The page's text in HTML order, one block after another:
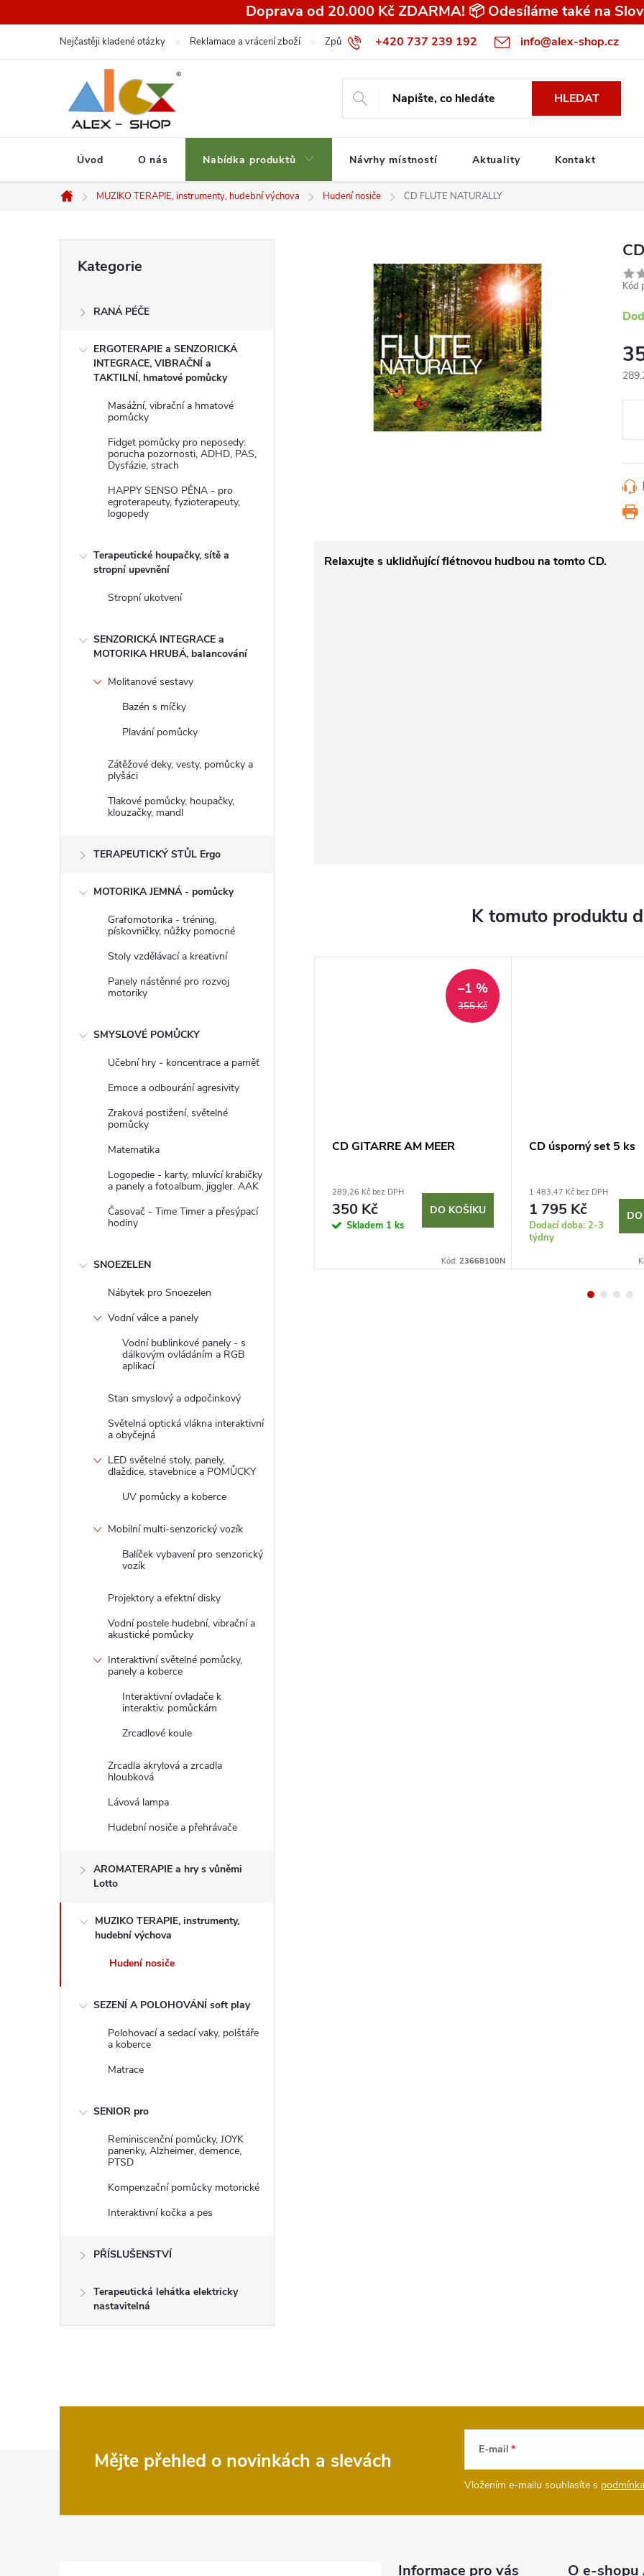
na
Doprava od 20.000 Kč ZDARMA! 📦 Odesíláme také na
+420 737 239 192 info@alex-shop.cz
Nejčastěji kladené otázky Reklamace a vrácení zboží Způsob dopravy Všeobecné obchodní podmínky pro spotřebitele
HLEDAT
Úvod O nás Nabídka produktů Návrhy místností Aktuality Kontakt
Domů
MUZIKO TERAPIE, instrumenty, hudební výchova Hudení nosiče CD FLUTE NATURALLY
kategorie
Kategorie
RANÁ PÉČE
ERGOTERAPIE a SENZORICKÁ
INTEGRACE, VIBRAČNÍ a
TAKTILNÍ, hmatové pomůcky
Masážní, vibrační a hmatové
pomůcky
Fidget pomůcky pro neposedy:
porucha pozornosti, ADHD, PAS,
Dysfázie, strach
HAPPY SENSO PĚNA - pro
egroterapeuty, fyzioterapeuty,
logopedy
Terapeutické houpačky, sítě a
stropní upevnění
Stropní ukotvení
SENZORICKÁ INTEGRACE a
MOTORIKA HRUBÁ, balancování
Molitanové sestavy
Bazén s míčky
Plavání pomůcky
Zátěžové deky, vesty, pomůcky a
plyšáci
Tlakové pomůcky, houpačky,
klouzačky, mandl
TERAPEUTICKÝ STŮL Ergo
MOTORIKA JEMNÁ - pomůcky
Grafomotorika - tréning,
pískovničky, nůžky pomocné
Stoly vzdělávací a kreativní
Panely nástěnné pro rozvoj
motoriky
SMYSLOVÉ POMŮCKY
Učební hry - koncentrace a paměť
Emoce a odbourání agresivity
Zraková postižení, světelné
pomůcky
Matematika
Logopedie - karty, mluvící krabičky
a panely a fotoalbum, jiggler. AAK
Časovač - Time Timer a přesýpací
hodiny
SNOEZELEN
Nábytek pro Snoezelen
Vodní válce a panely
Vodní bublinkové panely - s
dálkovým ovládáním a RGB
aplikací
Stan smyslový a odpočinkový
Světelná optická vlákna interaktivní
a obyčejná
LED světelné stoly, panely,
dlaždice, stavebnice a POMŮCKY
UV pomůcky a koberce
Mobilní multi-senzorický vozík
Balíček vybavení pro senzorický
vozík
Projektory a efektní disky
Vodní postele hudební, vibrační a
akustické pomůcky
Interaktivní světelné pomůcky,
panely a koberce
Interaktivní ovladače k
interaktiv. pomůckám
Zrcadlové koule
Zrcadla akrylová a zrcadla
hloubková
Lávová lampa
Hudební nosiče a přehrávače
AROMATERAPIE a hry s vůněmi
Lotto
MUZIKO TERAPIE, instrumenty,
hudební výchova
Hudení nosiče
SEZENÍ A POLOHOVÁNÍ soft play
Polohovací a sedací vaky, polštáře
a koberce
Matrace
SENIOR pro
Reminiscenční pomůcky, JOYK
panenky, Alzheimer, demence,
PTSD
Kompenzační pomůcky motorické
Interaktivní kočka a pes
PŘÍSLUŠENSTVÍ
Terapeutická lehátka elektricky
nastavitelná
Kód
Relaxujte s uklidňující flétnovou hudbou na tomto CD.
K tomuto produktu
Kód: 9960C
Přenosný CD přehrávač s USB
1 900,83 Kč bez DPH
2 300 Kč
Dodací doba: 2-3
DO KOŠÍKU
355 Kč
–1 %
CD GITARRE AM MEER
289,26 Kč bez DPH
350 Kč
Skladem 1 ks
DO KOŠÍKU
Kód: 23668100N
CD úsporný set 5 ks
1 483,47 Kč bez DPH
1 795 Kč
Dodací doba: 2-3
týdny
Mějte přehled o novinkách a slevách E-mail
Vložením e-mailu souhlasíte s
Informace pro vás O e-